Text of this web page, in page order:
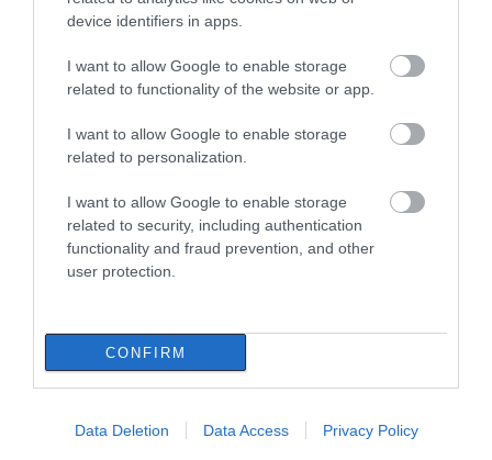
device identifiers in apps.
I want to allow Google to enable storage
related to functionality of the website or app.
I want to allow Google to enable storage
related to personalization.
I want to allow Google to enable storage
related to security, including authentication
functionality and fraud prevention, and other
user protection.
CONFIRM
Data Deletion Data Access Privacy Policy